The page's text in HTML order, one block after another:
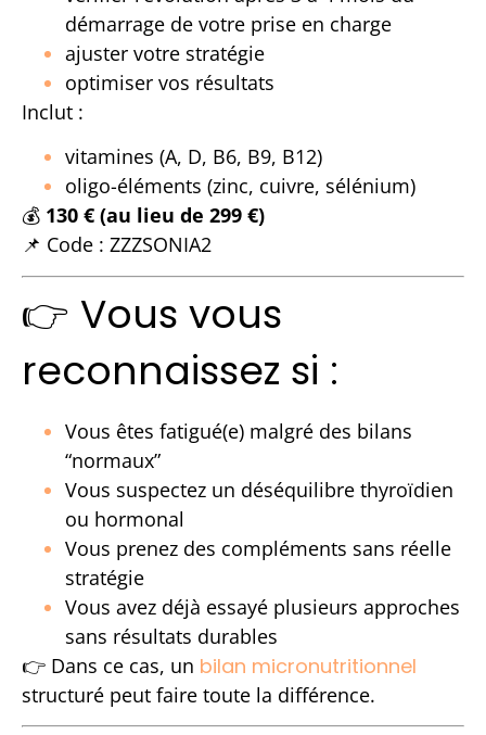
démarrage de votre prise en charge
ajuster votre stratégie
optimiser vos résultats
Inclut :
vitamines (A, D, B6, B9, B12)
oligo-éléments (zinc, cuivre, sélénium)
💰 130 € (au lieu de 299 €)
📌 Code : ZZZSONIA2
👉 Vous vous
reconnaissez si :
Vous êtes fatigué(e) malgré des bilans
“normaux”
Vous suspectez un déséquilibre thyroïdien
ou hormonal
Vous prenez des compléments sans réelle
stratégie
Vous avez déjà essayé plusieurs approches
sans résultats durables
👉 Dans ce cas, un bilan micronutritionnel
structuré peut faire toute la différence.